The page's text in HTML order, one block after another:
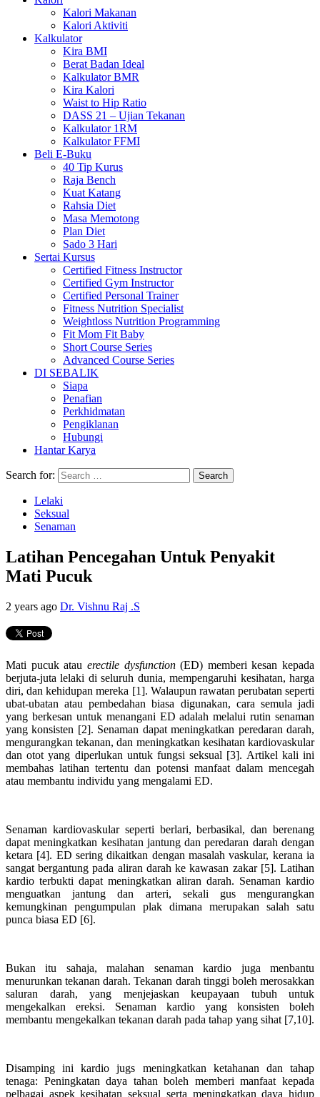
Kalori Makanan
Kalori Aktiviti
Kalkulator
Kira BMI
Berat Badan Ideal
Kalkulator BMR
Kira Kalori
Waist to Hip Ratio
DASS 21 – Ujian Tekanan
Kalkulator 1RM
Kalkulator FFMI
Beli E-Buku
40 Tip Kurus
Raja Bench
Kuat Katang
Rahsia Diet
Masa Memotong
Plan Diet
Sado 3 Hari
Sertai Kursus
Certified Fitness Instructor
Certified Gym Instructor
Certified Personal Trainer
Fitness Nutrition Specialist
Weightloss Nutrition Programming
Fit Mom Fit Baby
Short Course Series
Advanced Course Series
DI SEBALIK
Siapa
Penafian
Perkhidmatan
Pengiklanan
Hubungi
Hantar Karya
Search for:
Lelaki
Seksual
Senaman
Latihan Pencegahan Untuk Penyakit
Mati Pucuk
2 years ago Dr. Vishnu Raj .S
Mati pucuk atau erectile dysfunction(ED) memberi kesan kepada
berjuta-juta lelaki di seluruh dunia, mempengaruhi kesihatan, harga
diri, dan kehidupan mereka [1]. Walaupun rawatan perubatan seperti
ubat-ubatan atau pembedahan biasa digunakan, cara semula jadi
yang berkesan untuk menangani ED adalah melalui rutin senaman
yang konsisten [2]. Senaman dapat meningkatkan peredaran darah,
mengurangkan tekanan, dan meningkatkan kesihatan kardiovaskular
dan otot yang diperlukan untuk fungsi seksual [3]. Artikel kali ini
membahas latihan tertentu dan potensi manfaat dalam mencegah
atau membantu individu yang mengalami ED.
Senaman kardiovaskular seperti berlari, berbasikal, dan berenang
dapat meningkatkan kesihatan jantung dan peredaran darah dengan
ketara [4]. ED sering dikaitkan dengan masalah vaskular, kerana ia
sangat bergantung pada aliran darah ke kawasan zakar [5]. Latihan
kardio terbukti dapat meningkatkan aliran darah. Senaman kardio
menguatkan jantung dan arteri, sekali gus mengurangkan
kemungkinan pengumpulan plak dimana merupakan salah satu
punca biasa ED [6].
Bukan itu sahaja, malahan senaman kardio juga menbantu
menurunkan tekanan darah. Tekanan darah tinggi boleh merosakkan
saluran darah, yang menjejaskan keupayaan tubuh untuk
mengekalkan ereksi. Senaman kardio yang konsisten boleh
membantu mengekalkan tekanan darah pada tahap yang sihat [7,10].
Disamping ini kardio jugs meningkatkan ketahanan dan tahap
tenaga: Peningkatan daya tahan boleh memberi manfaat kepada
pelbagai aspek kesihatan seksual serta meningkatkan daya hidup